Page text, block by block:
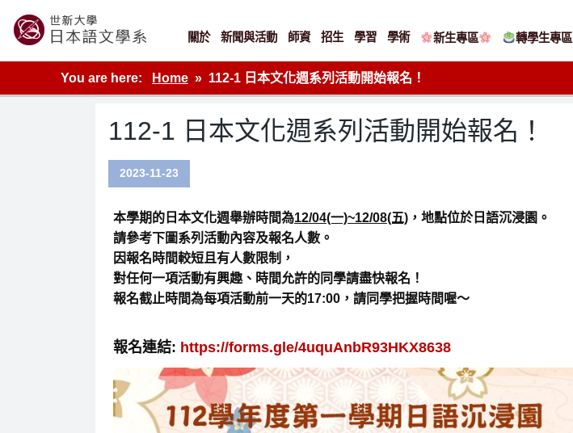
content
世新大學教學單位的網站
關於 新聞與活動 師資 招生 學習 學術 新生專區 轉學生專區
You are here: Home 112-1 日本文化週系列活動開始報名！
112-1 日本文化週系列活動開始報名！
2023-11-23
本學期的日本文化週舉辦時間為12/04(一)~12/08(五)，地點位於日語沉浸園。
請參考下圖系列活動內容及報名人數。
因報名時間較短且有人數限制，
對任何一項活動有興趣、時間允許的同學請盡快報名！
報名截止時間為每項活動前一天的17:00，請同學把握時間喔～
報名連結: https://forms.gle/4uquAnbR93HKX8638